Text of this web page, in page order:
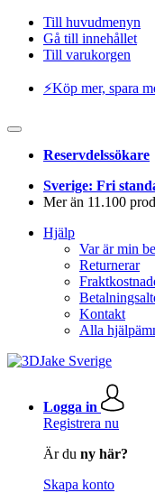
Till huvudmenyn
Gå till innehållet
Till varukorgen
⚡️Köp mer, spara
Reservdelssökare
Sverige: Fri
Mer än 11.100
Hjälp
Var är min
Returnerar
Kontakt
Alla
Logga in
Registrera nu
Är du ny här?
Skapa konto